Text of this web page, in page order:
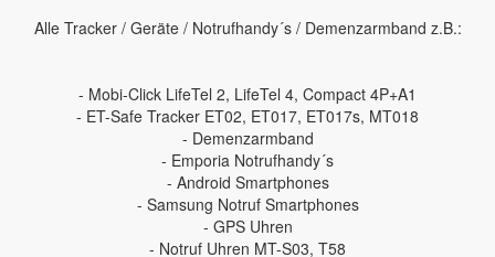
Alle Tracker / Geräte / Notrufhandy´s / Demenzarmband z.B.:
- Mobi-Click LifeTel 2, LifeTel 4, Compact 4P+A1
- ET-Safe Tracker ET02, ET017, ET017s, MT018
- Demenzarmband
- Emporia Notrufhandy´s
- Android Smartphones
- Samsung Notruf Smartphones
- GPS Uhren
- Notruf Uhren MT-S03, T58